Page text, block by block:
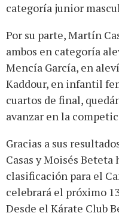
categoría junior
Por su parte, Martín
ambos en categoría
Mencía García, en
Kaddour, en infantil
cuartos de final,
avanzar en la
Gracias a sus
Casas y Moisés
clasificación para el
celebrará el próximo
Desde el Kárate Club